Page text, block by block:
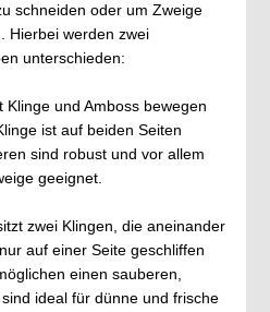
schneiden oder um Zweige
Hierbei werden zwei
unterschieden:
Klinge und Amboss bewegen
ist auf beiden Seiten
sind robust und vor allem
geeignet.
zwei Klingen, die aneinander
auf einer Seite geschliffen
einen sauberen,
ideal für dünne und frische